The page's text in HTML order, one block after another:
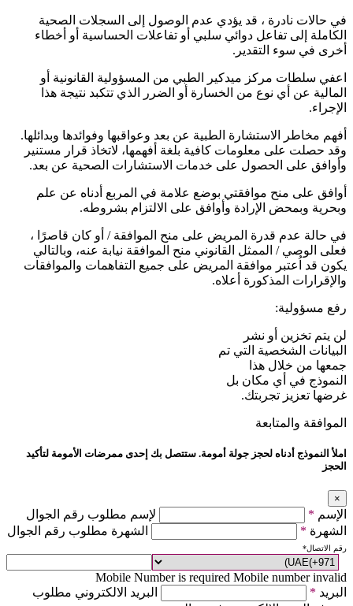
في حالات نادرة ، قد يؤدي عدم الوصول إلى السجلات الصحية
الكاملة إلى تفاعل دوائي سلبي أو تفاعلات الحساسية أو أخطاء
أخرى في سوء التقدير.
اعفي سلطات مركز ميدكير الطبي من المسؤولية القانونية أو
المالية عن أي نوع من الخسارة أو الضرر الذي تتكبد نتيجة هذا
الإجراء.
أفهم مخاطر الاستشارة الطبية عن بعد وعواقبها وفوائدها وبدائلها.
وقد حصلت على معلومات كافية بلغة أفهمها، لاتخاذ قرار مستنير
وأوافق على الحصول على خدمات الاستشارات الصحية عن بعد.
أوافق على منح موافقتي بوضع علامة في المربع أدناه عن علم
وبحرية وبمحض الإرادة وأوافق على الالتزام بشروطه.
في حالة عدم قدرة المريض على منح الموافقة / أو كان قاصرًا ،
فعلى الوصي / الممثل القانوني منح الموافقة نيابة عنه، وبالتالي
يكون قد اُعتبر موافقة المريض على جميع التفاهمات والموافقات
والإقرارات المذكورة أعلاه.
رفع مسؤولية:
لن يتم تخزين أو نشر
البيانات الشخصية التي تم
جمعها من خلال هذا
النموذج في أي مكان بل
غرضها تعزيز تجربتك.
الموافقة والمتابعة
املأ النموذج أدناه لحجز جولة أمومة. ستتصل بك إحدى ممرضات الأمومة لتأكيد
الحجز
×
الإسم *
لإسم مطلوب رقم الجوال
الشهرة * الشهرة مطلوب رقم الجوال
رقم الاتصال*
Mobile Number is required Mobile number invalid
البريد *
البريد الالكتروني مطلوب